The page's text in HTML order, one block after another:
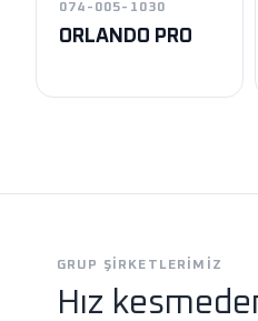
074-005-1030
ORLANDO PRO
GRUP ŞIRKETLERIMIZ
Hız